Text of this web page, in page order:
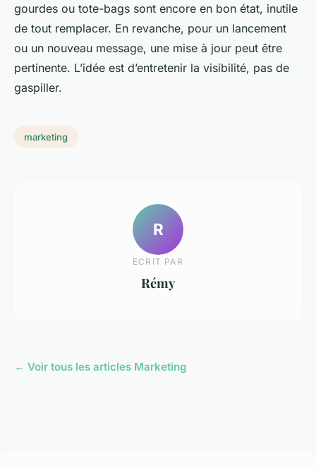
gourdes ou tote-bags sont encore en bon état, inutile
de tout remplacer. En revanche, pour un lancement
ou un nouveau message, une mise à jour peut être
pertinente. L’idée est d’entretenir la visibilité, pas de
gaspiller.
marketing
R
ECRIT PAR
Rémy
← Voir tous les articles Marketing